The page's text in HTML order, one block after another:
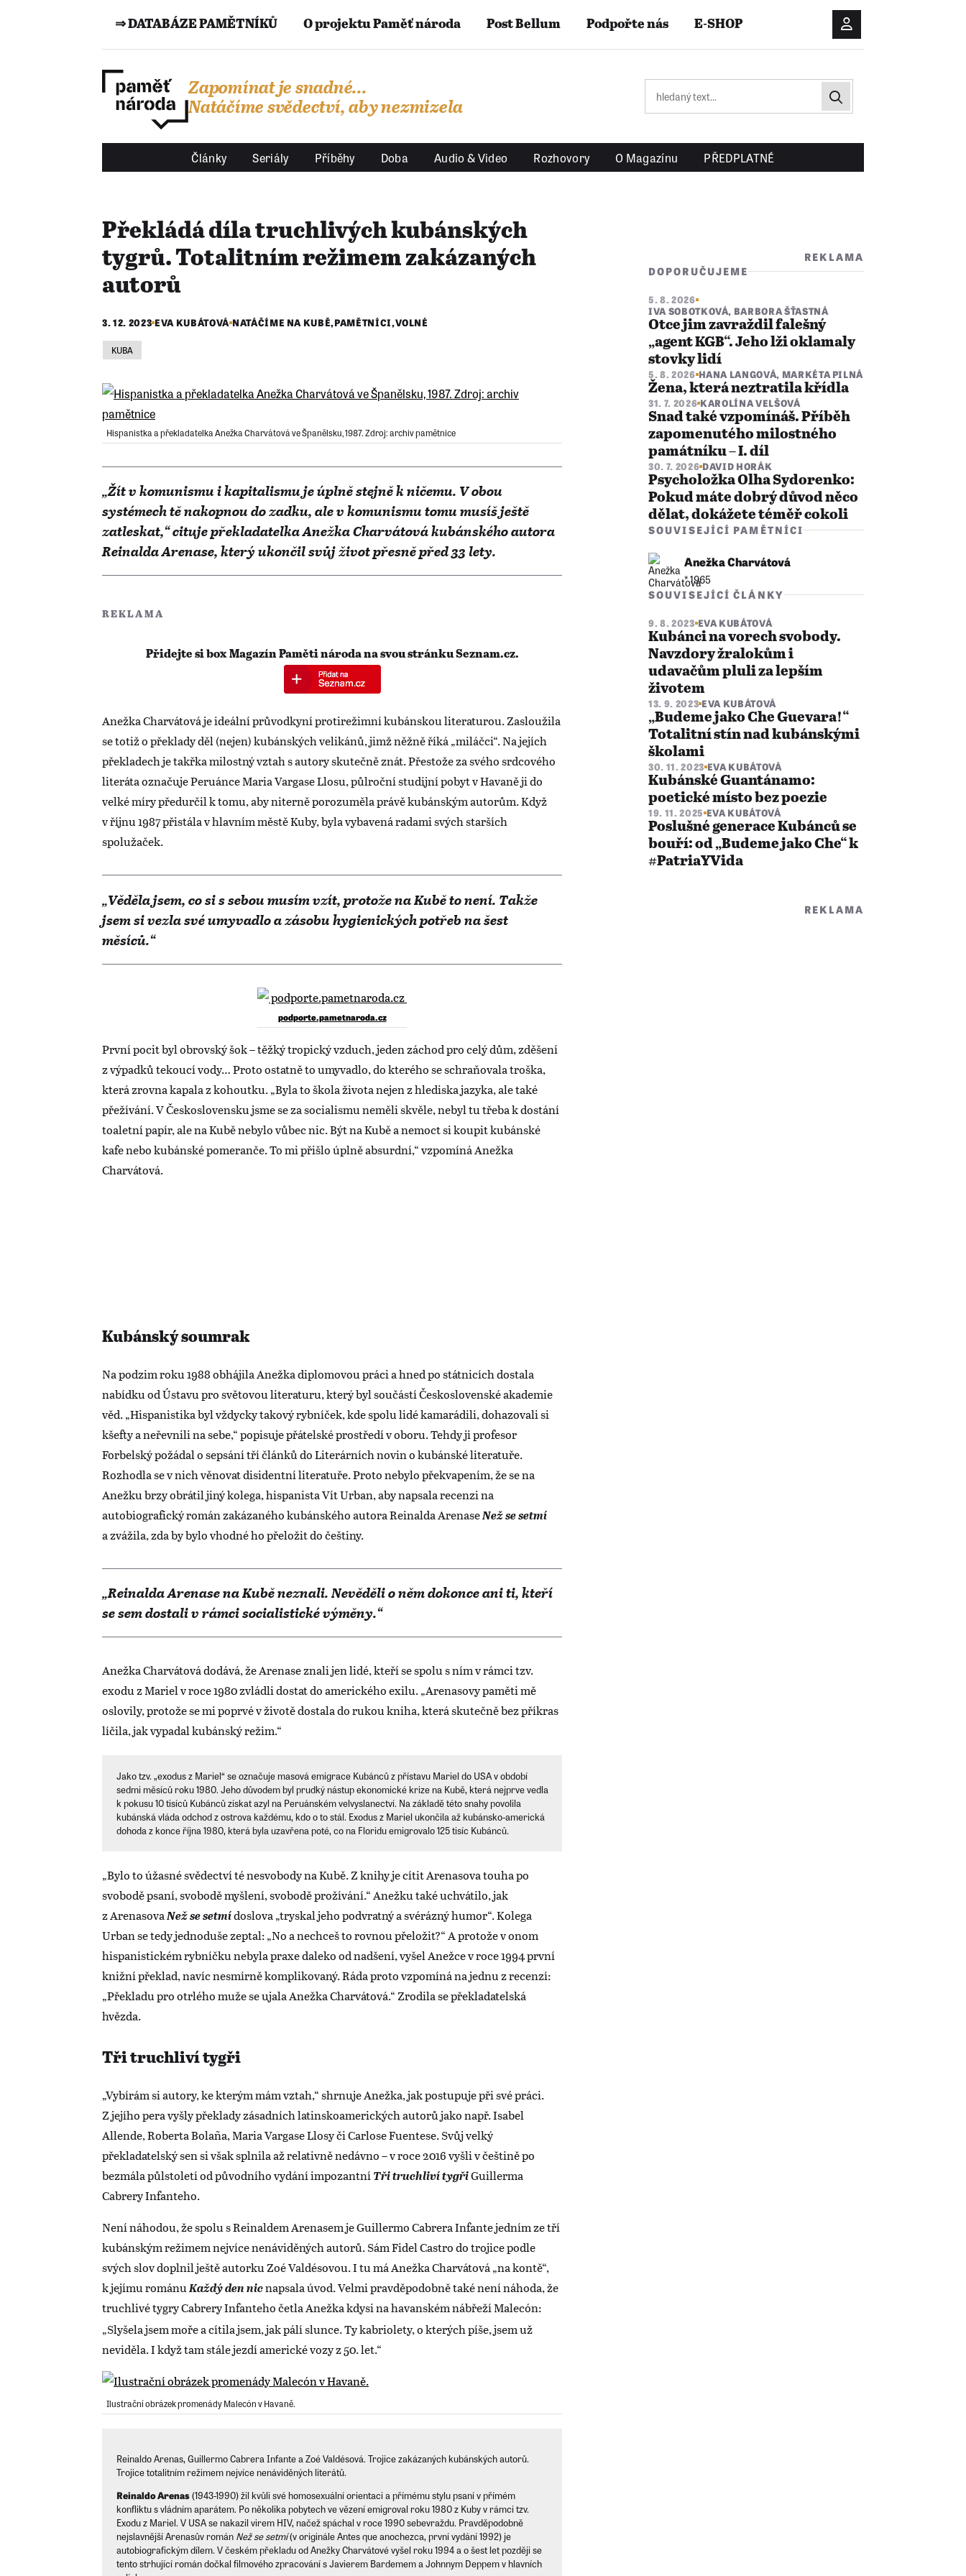
⇒ DATABÁZE PAMĚTNÍKŮ O projektu Paměť národa Post Bellum Podpořte nás E-SHOP
Přihlášení/
Zapomínat je snadné...
Natáčíme svědectví, aby nezmizela
Články Seriály Příběhy Doba Audio & Video Rozhovory O Magazínu PŘEDPLATNÉ
Překládá díla truchlivých kubánských
tygrů. Totalitním režimem zakázaných
autorů
3. 12. 2023 EVA KUBÁTOVÁ NATÁČÍME NA KUBĚ,PAMĚTNÍCI,VOLNÉ
KUBA
Hispanistka a překladatelka Anežka Charvátová ve Španělsku, 1987. Zdroj: archiv pamětnice
„Žít v komunismu i kapitalismu je úplně stejně k ničemu. V obou
systémech tě nakopnou do zadku, ale v komunismu tomu musíš ještě
zatleskat,“ cituje překladatelka Anežka Charvátová kubánského autora
Reinalda Arenase, který ukončil svůj život přesně před 33 lety.
REKLAMA
Přidejte si box Magazín Paměti národa na svou stránku Seznam.cz.
Anežka Charvátová je ideální průvodkyní protirežimní kubánskou literaturou. Zasloužila
se totiž o překlady děl (nejen) kubánských velikánů, jimž něžně říká „miláčci“. Na jejích
překladech je takřka milostný vztah s autory skutečně znát. Přestože za svého srdcového
literáta označuje Peruánce Maria Vargase Llosu, půlroční studijní pobyt v Havaně ji do
velké míry předurčil k tomu, aby niterně porozuměla právě kubánským autorům. Když
v říjnu 1987 přistála v hlavním městě Kuby, byla vybavená radami svých starších
spolužaček.
„Věděla jsem, co si s sebou musím vzít, protože na Kubě to není. Takže
jsem si vezla své umyvadlo a zásobu hygienických potřeb na šest
měsíců.“
podporte.pametnaroda.cz
První pocit byl obrovský šok – těžký tropický vzduch, jeden záchod pro celý dům, zděšení
z výpadků tekoucí vody… Proto ostatně to umyvadlo, do kterého se schraňovala troška,
která zrovna kapala z kohoutku. „Byla to škola života nejen z hlediska jazyka, ale také
přežívání. V Československu jsme se za socialismu neměli skvěle, nebyl tu třeba k dostání
toaletní papír, ale na Kubě nebylo vůbec nic. Být na Kubě a nemoct si koupit kubánské
kafe nebo kubánské pomeranče. To mi přišlo úplně absurdní,“ vzpomíná Anežka
Charvátová.
Kubánský soumrak
Na podzim roku 1988 obhájila Anežka diplomovou práci a hned po státnicích dostala
nabídku od Ústavu pro světovou literaturu, který byl součástí Československé akademie
věd. „Hispanistika byl vždycky takový rybníček, kde spolu lidé kamarádili, dohazovali si
kšefty a neřevnili na sebe,“ popisuje přátelské prostředí v oboru. Tehdy ji profesor
Forbelský požádal o sepsání tří článků do Literárních novin o kubánské literatuře.
Rozhodla se v nich věnovat disidentní literatuře. Proto nebylo překvapením, že se na
Anežku brzy obrátil jiný kolega, hispanista Vít Urban, aby napsala recenzi na
autobiografický román zakázaného kubánského autora Reinalda ArenaseNež se setmí
a zvážila, zda by bylo vhodné ho přeložit do češtiny.
„Reinalda Arenase na Kubě neznali. Nevěděli o něm dokonce ani ti, kteří
se sem dostali v rámci socialistické výměny.“
Anežka Charvátová dodává, že Arenase znali jen lidé, kteří se spolu s ním v rámci tzv.
exodu z Mariel v roce 1980 zvládli dostat do amerického exilu. „Arenasovy paměti mě
oslovily, protože se mi poprvé v životě dostala do rukou kniha, která skutečně bez příkras
líčila, jak vypadal kubánský režim.“
Jako tzv. „exodus z Mariel“ se označuje masová emigrace Kubánců z přístavu Mariel do USA v období
sedmi měsíců roku 1980. Jeho důvodem byl prudký nástup ekonomické krize na Kubě, která nejprve vedla
k pokusu 10 tisíců Kubánců získat azyl na Peruánském velvyslanectví. Na základě této snahy povolila
kubánská vláda odchod z ostrova každému, kdo o to stál. Exodus z Mariel ukončila až kubánsko-americká
dohoda z konce října 1980, která byla uzavřena poté, co na Floridu emigrovalo 125 tisíc Kubánců.
„Bylo to úžasné svědectví té nesvobody na Kubě. Z knihy je cítit Arenasova touha po
svobodě psaní, svobodě myšlení, svobodě prožívání.“ Anežku také uchvátilo, jak
z ArenasovaNež se setmídoslova „tryskal jeho podvratný a svérázný humor“. Kolega
Urban se tedy jednoduše zeptal: „No a nechceš to rovnou přeložit?“ A protože v onom
hispanistickém rybníčku nebyla praxe daleko od nadšení, vyšel Anežce v roce 1994 první
knižní překlad, navíc nesmírně komplikovaný. Ráda proto vzpomíná na jednu z recenzí:
„Překladu pro otrlého muže se ujala Anežka Charvátová.“ Zrodila se překladatelská
hvězda.
Tři truchliví tygři
„Vybírám si autory, ke kterým mám vztah,“ shrnuje Anežka, jak postupuje při své práci.
Z jejího pera vyšly překlady zásadních latinskoamerických autorů jako např. Isabel
Allende, Roberta Bolaña, Maria Vargase Llosy či Carlose Fuentese. Svůj velký
překladatelský sen si však splnila až relativně nedávno – v roce 2016 vyšli v češtině po
bezmála půlstoletí od původního vydání impozantníTři truchliví tygřiGuillerma
Cabrery Infanteho.
Není náhodou, že spolu s Reinaldem Arenasem je Guillermo Cabrera Infante jedním ze tří
kubánským režimem nejvíce nenáviděných autorů. Sám Fidel Castro do trojice podle
svých slov doplnil ještě autorku Zoé Valdésovou. I tu má Anežka Charvátová „na kontě“,
k jejímu románuKaždý den nicnapsala úvod. Velmi pravděpodobně také není náhoda, že
truchlivé tygry Cabrery Infanteho četla Anežka kdysi na havanském nábřeží Malecón:
„Slyšela jsem moře a cítila jsem, jak pálí slunce. Ty kabriolety, o kterých píše, jsem už
neviděla. I když tam stále jezdí americké vozy z 50. let.“
Ilustrační obrázek promenády Malecón v Havaně.
Reinaldo Arenas, Guillermo Cabrera Infante a Zoé Valdésová. Trojice zakázaných kubánských autorů.
Trojice totalitním režimem nejvíce nenáviděných literátů.
Reinaldo Arenas(1943-1990) žil kvůli své homosexuální orientaci a přímému stylu psaní v přímém
konfliktu s vládním aparátem. Po několika pobytech ve vězení emigroval roku 1980 z Kuby v rámci tzv.
Exodu z Mariel. V USA se nakazil virem HIV, načež spáchal v roce 1990 sebevraždu. Pravděpodobně
nejslavnější Arenasův román Než se setmí(v originále Antes que anochezca, první vydání 1992) je
autobiografickým dílem. V českém překladu od Anežky Charvátové vyšel roku 1994 a o šest let později se
tento strhující román dočkal filmového zpracování s Javierem Bardemem a Johnnym Deppem v hlavních
REKLAMA
DOPORUČUJEME
5. 8. 2026
IVA SOBOTKOVÁ, BARBORA ŠŤASTNÁ
Otce jim zavraždil falešný
„agent KGB“. Jeho lži oklamaly
stovky lidí
5. 8. 2026 HANA LANGOVÁ, MARKÉTA PILNÁ
Žena, která neztratila křídla
31. 7. 2026 KAROLÍNA VELŠOVÁ
Snad také vzpomínáš. Příběh
zapomenutého milostného
památníku – I. díl
30. 7. 2026 DAVID HORÁK
Psycholožka Olha Sydorenko:
Pokud máte dobrý důvod něco
dělat, dokážete téměř cokoli
SOUVISEJÍCÍ PAMĚTNÍCI
Anežka Charvátová
* 1965
SOUVISEJÍCÍ ČLÁNKY
9. 8. 2023 EVA KUBÁTOVÁ
Kubánci na vorech svobody.
Navzdory žralokům i
udavačům pluli za lepším
životem
13. 9. 2023 EVA KUBÁTOVÁ
„Budeme jako Che Guevara!“
Totalitní stín nad kubánskými
školami
30. 11. 2023 EVA KUBÁTOVÁ
Kubánské Guantánamo:
poetické místo bez poezie
19. 11. 2025 EVA KUBÁTOVÁ
Poslušné generace Kubánců se
bouří: od „Budeme jako Che“ k
#PatriaYVida
REKLAMA